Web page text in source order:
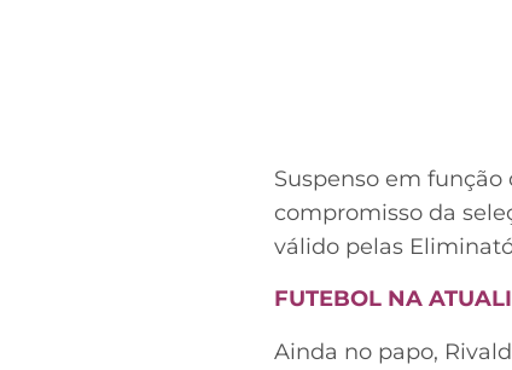
Suspenso em
compromisso da
válido pelas
FUTEBOL NA
Ainda no papo,